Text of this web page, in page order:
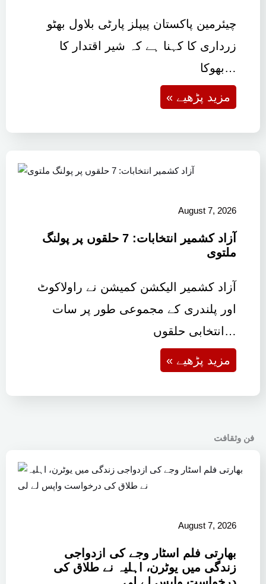
چیئرمین پاکستان پیپلز پارٹی بلاول بھٹو
زرداری کا کہنا ہے کہ شیر اقتدار کا
بھوکا…
« مزید پڑھیے
August 7, 2026
آزاد کشمیر انتخابات: 7 حلقوں پر پولنگ
ملتوی
آزاد کشمیر الیکشن کمیشن نے راولاکوٹ
اور پلندری کے مجموعی طور پر سات
انتخابی حلقوں…
« مزید پڑھیے
فن وثقافت
August 7, 2026
بھارتی فلم اسٹار وجے کی ازدواجی
زندگی میں یوٹرن، اہلیہ نے طلاق کی
درخواست واپس لے لی